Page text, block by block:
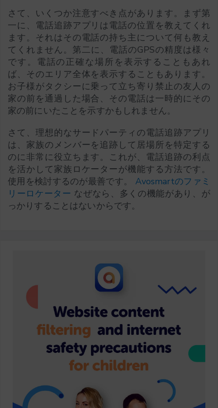
さて、いくつか注意すべき点があります。まず第
一に、電話追跡アプリは電話の位置を教えてくれ
ます。それはその電話の持ち主について何も教え
てくれません。第二に、電話のGPSの精度は様々
です。電話の正確な場所を表示することもあれ
ば、そのエリア全体を表示することもあります。
お子様がタクシーに乗って立ち寄り禁止の友人の
家の前を通過した場合、その電話は一時的にその
家の前にいたことを示すかもしれません。
さて、理想的なサードパーティの電話追跡アプリ
は、家族のメンバーを追跡して居場所を特定する
のに非常に役立ちます。これが、電話追跡の利点
を活かして家族ロケーターが機能する方法です。
使用を検討するのが最善です。 Avosmartのファミ
リーロケーター なぜなら、多くの機能があり、が
っかりすることはないからです。